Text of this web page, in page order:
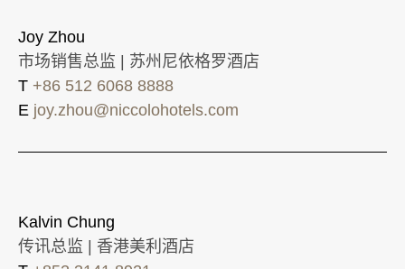
Joy Zhou
市场销售总监 | 苏州尼依格罗酒店
T +86 512 6068 8888
E joy.zhou@niccolohotels.com
Kalvin Chung
传讯总监 | 香港美利酒店